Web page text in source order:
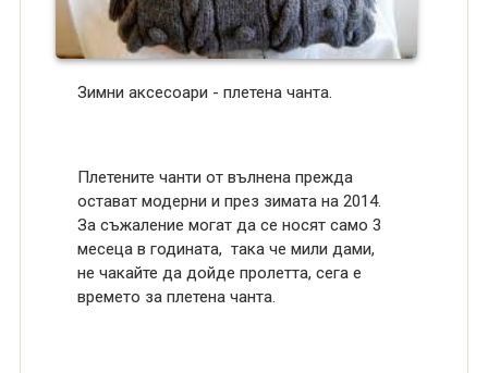
Зимни аксесоари - плетена чанта.
Плетените чанти от вълнена прежда
остават модерни и през зимата на 2014.
За съжаление могат да се носят само 3
месеца в годината, така че мили дами,
не чакайте да дойде пролетта, сега е
времето за плетена чанта.